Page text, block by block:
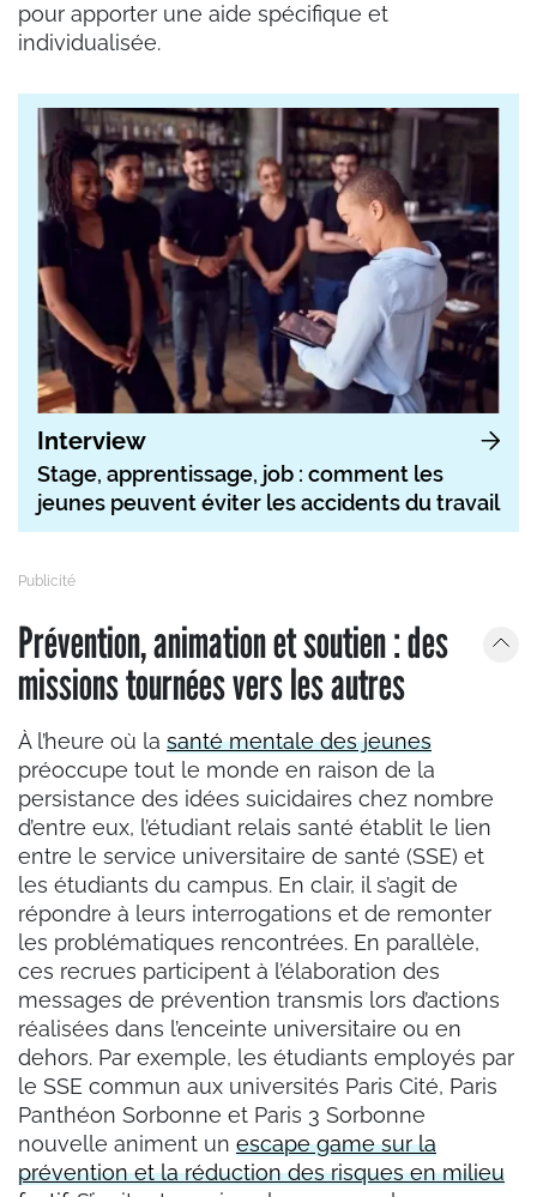
pour apporter une aide spécifique et
individualisée.
Interview
Stage, apprentissage, job : comment les
jeunes peuvent éviter les accidents du travail
Prévention, animation et soutien : des
missions tournées vers les autres
À l’heure où la santé mentale des jeunes
préoccupe tout le monde en raison de la
persistance des idées suicidaires chez nombre
d’entre eux, l’étudiant relais santé établit le lien
entre le service universitaire de santé (SSE) et
les étudiants du campus. En clair, il s’agit de
répondre à leurs interrogations et de remonter
les problématiques rencontrées. En parallèle,
ces recrues participent à l’élaboration des
messages de prévention transmis lors d’actions
réalisées dans l’enceinte universitaire ou en
dehors. Par exemple, les étudiants employés par
le SSE commun aux universités Paris Cité, Paris
Panthéon Sorbonne et Paris 3 Sorbonne
nouvelle animent un escape game sur la
prévention et la réduction des risques en milieu